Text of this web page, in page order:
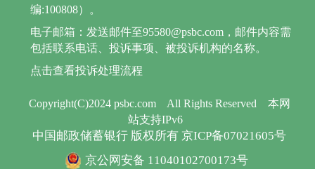
Copyright(C)2024 psbc.com All Rights Reserved
本网
站支持IPv6
中国邮政储蓄银行 版权所有 京ICP备07021605号
京公网安备 11040102700173号
编:100808）。
电子邮箱：发送邮件至95580@psbc.com，邮件内容需
包括联系电话、投诉事项、被投诉机构的名称。
点击查看投诉处理流程